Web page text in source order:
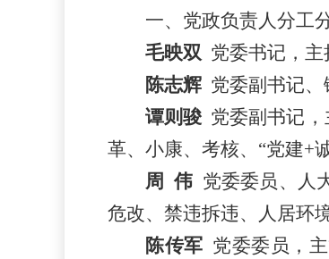
一、党政负责人分工
毛映双 党委书记，
陈志辉 党委副书记
谭则骏 党委副书记
革、小康、 考核、 “党建+
周 伟 党委委员、人
危改、禁违拆违、
人居环
陈传军 党委委员，